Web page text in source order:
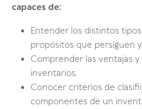
capaces de:
Entender los distintos
propósitos que persiguen
Comprender las ventajas
inventarios.
Conocer criterios de
componentes de un